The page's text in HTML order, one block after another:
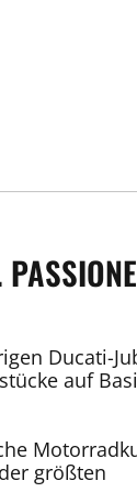
Ducati-
auf
größten